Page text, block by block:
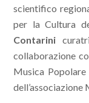
scientifico
per la Cultura
Contarini
collaborazione
Musica Popolare
dell’associazione